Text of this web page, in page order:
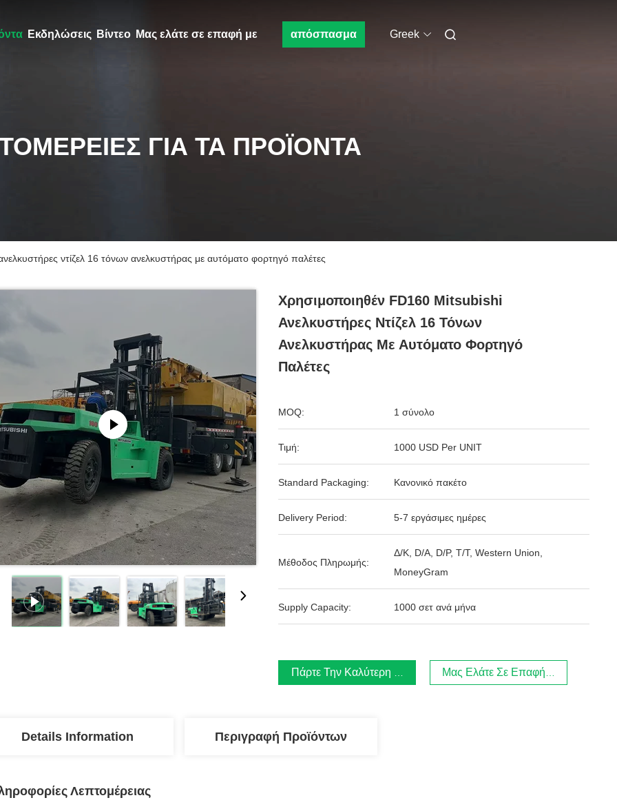
Εκδηλώσεις Βίντεο Μας ελάτε σε επαφή με απόσπασμα Greek
ΓΙΑ ΤΑ ΠΡΟΪΌΝΤΑ
ντίζελ 16 τόνων ανελκυστήρας με αυτόματο φορτηγό παλέτες
Χρησιμοποιηθέν FD160 Mitsubishi
Ανελκυστήρες Ντίζελ 16 Τόνων
Ανελκυστήρας Με Αυτόματο Φορτηγό
Παλέτες
MOQ: 1 σύνολο
Τιμή: 1000 USD Per UNIT
Standard Packaging: Κανονικό πακέτο
Delivery Period: 5-7 εργάσιμες ημέρες
Μέθοδος Πληρωμής:
Δ/Κ, D/Α, D/P, T/T, Western Union,
MoneyGram
Supply Capacity: 1000 σετ ανά μήνα
Πάρτε Την Καλύτερη Τιμή Μας Ελάτε Σε Επαφή Με
Details Information Περιγραφή Προϊόντων
Λεπτομέρειας